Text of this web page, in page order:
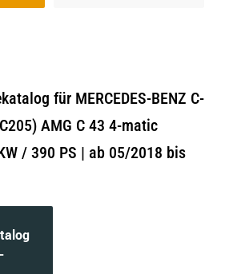
für MERCEDES-BENZ C-
AMG C 43 4-matic
/ 390 PS | ab 05/2018 bis